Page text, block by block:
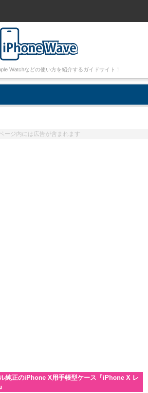
Watchなどの使い方を紹介するガイドサイト！
ージ内には広告が含まれます
ル純正のiPhone X用手帳型ケース『iPhone X レ